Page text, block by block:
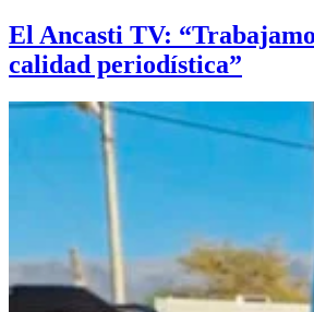
El Ancasti TV:
calidad periodística”